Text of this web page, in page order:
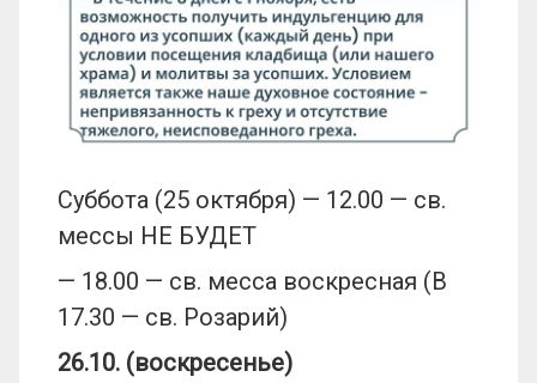
Суббота (25 октября) — 12.00 — св.
мессы НЕ БУДЕТ
— 18.00 — св. месса воскресная (В
17.30 — св. Розарий)
26.10. (воскресенье)